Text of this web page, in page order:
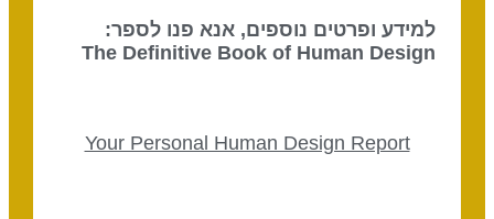
למידע ופרטים נוספים, אנא פנו לספר:
The Definitive Book of Human Design
Your Personal Human Design Report